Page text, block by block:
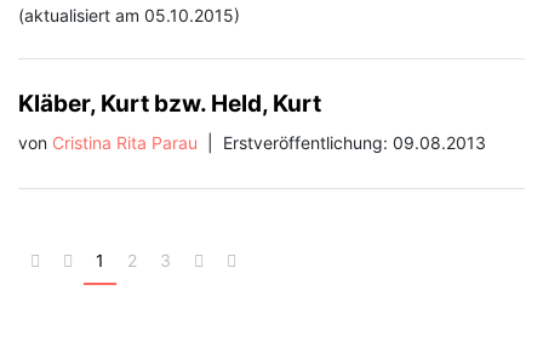
(aktualisiert am 05.10.2015)
Kläber, Kurt bzw. Held, Kurt
von Cristina Rita Parau Erstveröffentlichung: 09.08.2013
1 2 3